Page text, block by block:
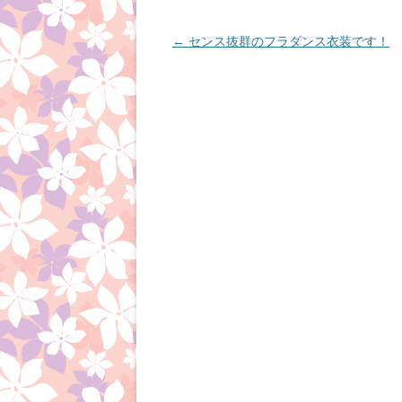
投
← センス抜群のフラダンス衣装です！